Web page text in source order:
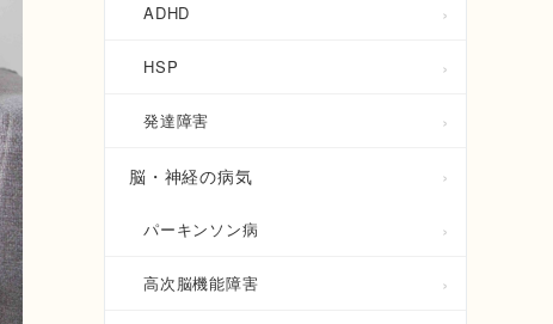
ADHD
HSP
発達障害
脳・神経の病気
パーキンソン病
高次脳機能障害